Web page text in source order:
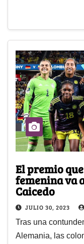
El premio
femenina va
Caicedo
JULIO 30, 2023
Tras una
Alemania, las